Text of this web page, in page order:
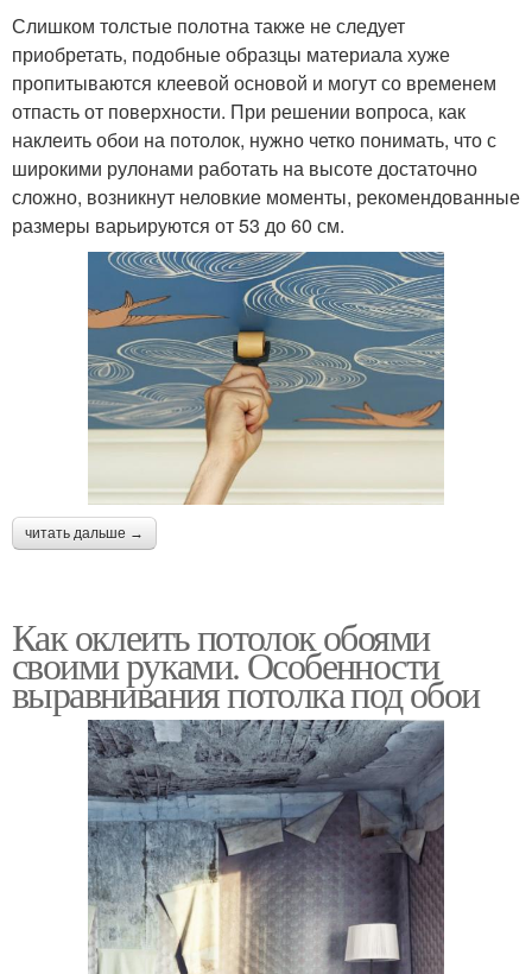
Слишком толстые полотна также не следует
приобретать, подобные образцы материала хуже
пропитываются клеевой основой и могут со временем
отпасть от поверхности. При решении вопроса, как
наклеить обои на потолок, нужно четко понимать, что с
широкими рулонами работать на высоте достаточно
сложно, возникнут неловкие моменты, рекомендованные
размеры варьируются от 53 до 60 см.
читать дальше →
Как оклеить потолок обоями
своими руками. Особенности
выравнивания потолка под обои